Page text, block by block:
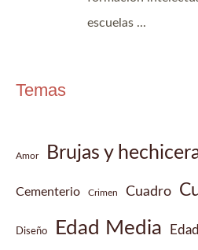
Temas
Amor Brujas y
Cementerio Crimen Cuadro
Diseño Edad Media